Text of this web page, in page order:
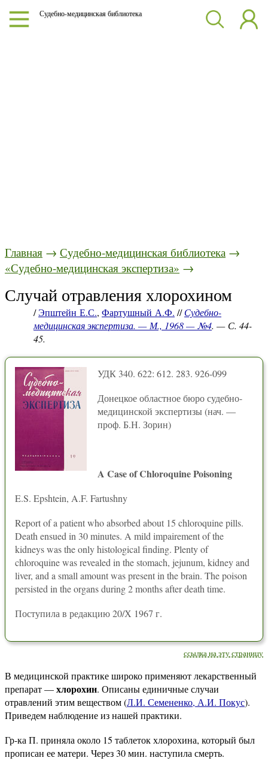
Судебно-медицинская библиотека
Главная → Судебно-медицинская библиотека →
«Судебно-медицинская экспертиза» →
Случай отравления хлорохином
/Эпштейн Е.С., Фартушный А.Ф. //Судебно-
медицинская экспертиза. — М., 1968 — №4. — С. 44-
45.
УДК 340. 622: 612. 283. 926-099
Донецкое областное бюро судебно-
медицинской экспертизы (нач. —
проф. Б.Н. Зорин)
A Case of Chloroquine Poisoning
E.S. Epshtein, A.F. Fartushny
Report of a patient who absorbed about 15 chloroquine pills.
Death ensued in 30 minutes. A mild impairement of the
kidneys was the only histological finding. Plenty of
chloroquine was revealed in the stomach, jejunum, kidney and
liver, and a small amount was present in the brain. The poison
persisted in the organs during 2 months after death time.
Поступила в редакцию 20/Х 1967 г.
ссылка на эту страницу
В медицинской практике широко применяют лекарственный
препарат —хлорохин. Описаны единичные случаи
отравлений этим веществом (Л.И. Семененко, А.И. Покус).
Приведем наблюдение из нашей практики.
Гр-ка П. приняла около 15 таблеток хлорохина, который был
прописан ее матери. Через 30 мин. наступила смерть.